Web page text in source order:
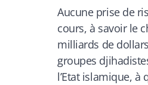
Aucune prise de
cours, à savoir le
milliards de
groupes
l’Etat islamique,